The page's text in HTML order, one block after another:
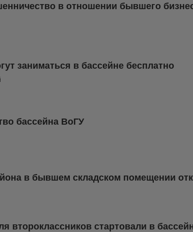
в отношении бывшего
заниматься в бассейне бесплатно
бассейна ВоГУ
в бывшем складском помещении
второклассников стартовали в